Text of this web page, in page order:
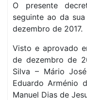
O presente
seguinte ao da
dezembro de 2017.
Visto e aprovado
de dezembro de
Silva – Mário
Eduardo Arménio
Manuel Dias de